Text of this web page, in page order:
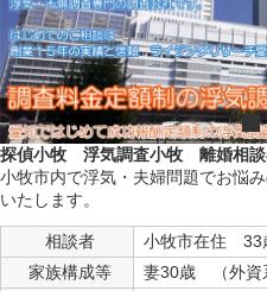
探偵小牧 浮気調査小牧
離婚相
小牧市内で浮気・夫婦問題でお悩
いたします。
相談者
小牧市在住 33
家族構成等
妻30歳 （外